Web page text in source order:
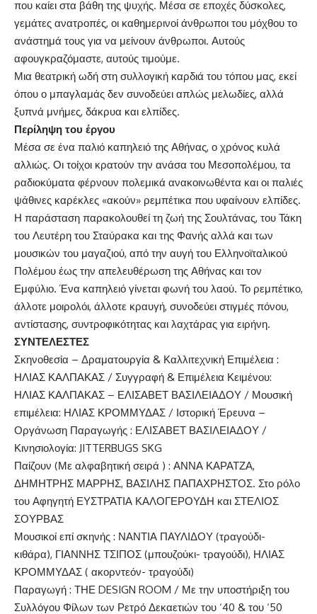
που καίει στα βάθη της ψυχής. Μέσα σε εποχές δύσκολες,
γεμάτες ανατροπές, οι καθημερινοί άνθρωποι του μόχθου το
ανάστημά τους για να μείνουν άνθρωποι. Αυτούς
αφουγκραζόμαστε, αυτούς τιμούμε.
Μια θεατρική ωδή στη συλλογική καρδιά του τόπου μας, εκεί
όπου ο μπαγλαμάς δεν συνοδεύει απλώς μελωδίες, αλλά
ξυπνά μνήμες, δάκρυα και ελπίδες.
Περίληψη του έργου
Μέσα σε ένα παλιό καπηλειό της Αθήνας, ο χρόνος κυλά
αλλιώς. Οι τοίχοι κρατούν την ανάσα του Μεσοπολέμου, τα
ραδιοκύματα φέρνουν πολεμικά ανακοινωθέντα και οι παλιές
ψάθινες καρέκλες «ακούν» ρεμπέτικα που υφαίνουν ελπίδες.
Η παράσταση παρακολουθεί τη ζωή της Σουλτάνας, του Τάκη
του Λευτέρη του Σταύρακα και της Φανής αλλά και των
μουσικών του μαγαζιού, από την αυγή του Ελληνοϊταλικού
Πολέμου έως την απελευθέρωση της Αθήνας και τον
Εμφύλιο. Ένα καπηλειό γίνεται φωνή του λαού. Το ρεμπέτικο,
άλλοτε μοιρολόι, άλλοτε κραυγή, συνοδεύει στιγμές πόνου,
αντίστασης, συντροφικότητας και λαχτάρας για ειρήνη.
ΣΥΝΤΕΛΕΣΤΕΣ
Σκηνοθεσία – Δραματουργία & Καλλιτεχνική Επιμέλεια :
ΗΛΙΑΣ ΚΑΛΠΑΚΑΣ / Συγγραφή & Επιμέλεια Κειμένου:
ΗΛΙΑΣ ΚΑΛΠΑΚΑΣ – ΕΛΙΣΑΒΕΤ ΒΑΣΙΛΕΙΑΔΟΥ / Μουσική
επιμέλεια: ΗΛΙΑΣ ΚΡΟΜΜΥΔΑΣ / Ιστορική Έρευνα –
Οργάνωση Παραγωγής : ΕΛΙΣΑΒΕΤ ΒΑΣΙΛΕΙΑΔΟΥ /
Κινησιολογία: JITTERBUGS SKG
Παίζουν (Με αλφαβητική σειρά ) : ΑΝΝΑ ΚΑΡΑΤΖΑ,
ΔΗΜΗΤΡΗΣ ΜΑΡΡΗΣ, ΒΑΣΙΛΗΣ ΠΑΠΑΧΡΗΣΤΟΣ. Στο ρόλο
του Αφηγητή ΕΥΣΤΡΑΤΙΑ ΚΑΛΟΓΕΡΟΥΔΗ και ΣΤΕΛΙΟΣ
ΣΟΥΡΒΑΣ
Μουσικοί επί σκηνής : ΝΑΝΤΙΑ ΠΑΥΛΙΔΟΥ (τραγούδι-
κιθάρα), ΓΙΑΝΝΗΣ ΤΣΙΠΟΣ (μπουζούκι- τραγούδι), ΗΛΙΑΣ
ΚΡΟΜΜΥΔΑΣ ( ακορντεόν- τραγούδι)
Παραγωγή : ΤΗΕ DESIGN ROOM / Με την υποστήριξη του
Συλλόγου Φίλων των Ρετρό Δεκαετιών του ‘40 & του ‘50